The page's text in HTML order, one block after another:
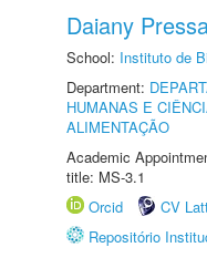
Daiany
School: Instituto de
Department:
HUMANAS E
ALIMENTAÇÃO
Academic
title: MS-3.1
Orcid
CV
Repositório